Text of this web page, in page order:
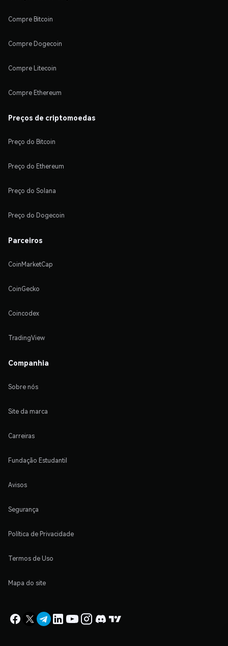
Compre Bitcoin
Compre Dogecoin
Compre Litecoin
Compre Ethereum
Preços de criptomoedas
Preço do Bitcoin
Preço do Ethereum
Preço do Solana
Preço do Dogecoin
Parceiros
CoinMarketCap
CoinGecko
Coincodex
TradingView
Companhia
Sobre nós
Site da marca
Carreiras
Fundação Estudantil
Avisos
Segurança
Política de Privacidade
Termos de Uso
Mapa do site